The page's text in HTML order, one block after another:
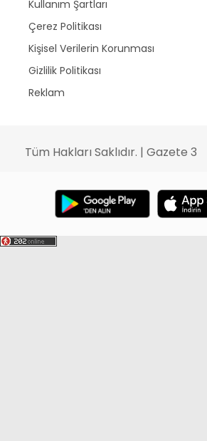
Kullanım Şartları
Çerez Politikası
Kişisel Verilerin Korunması
Gizlilik Politikası
Reklam
Tüm Hakları Saklıdır. | Gazete 3